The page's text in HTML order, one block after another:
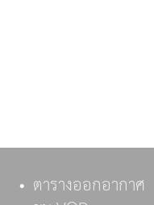
ตารางออกอากาศ